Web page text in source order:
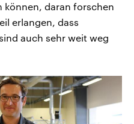
können, daran forschen
erlangen, dass
auch sehr weit weg